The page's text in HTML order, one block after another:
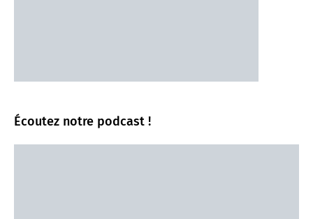
Écoutez notre podcast !